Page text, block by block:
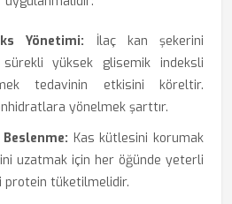
Yönetimi: İlaç kan şekerini
yüksek glisemik indeksli
tedavinin etkisini köreltir.
yönelmek şarttır.
Kas kütlesini korumak
uzatmak için her öğünde yeterli
tüketilmelidir.